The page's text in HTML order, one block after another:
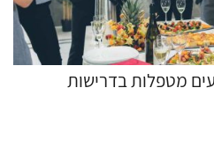
מטפלות בדרישות